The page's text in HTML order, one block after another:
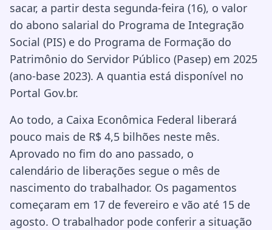
sacar, a partir desta segunda-feira (16), o valor
do abono salarial do Programa de Integração
Social (PIS) e do Programa de Formação do
Patrimônio do Servidor Público (Pasep) em 2025
(ano-base 2023). A quantia está disponível no
Portal Gov.br.
Ao todo, a Caixa Econômica Federal liberará
pouco mais de R$ 4,5 bilhões neste mês.
Aprovado no fim do ano passado, o
calendário de liberações segue o mês de
nascimento do trabalhador. Os pagamentos
começaram em 17 de fevereiro e vão até 15 de
agosto. O trabalhador pode conferir a situação